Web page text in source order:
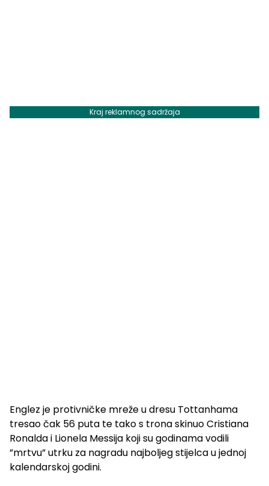
Kraj reklamnog sadržaja
Englez je protivničke mreže u dresu Tottanhama
tresao čak 56 puta te tako s trona skinuo Cristiana
Ronalda i Lionela Messija koji su godinama vodili
”mrtvu” utrku za nagradu najboljeg stijelca u jednoj
kalendarskoj godini.